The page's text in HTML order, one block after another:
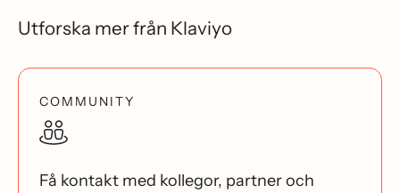
Utforska mer från Klaviyo
COMMUNITY
Få kontakt med kollegor, partner och